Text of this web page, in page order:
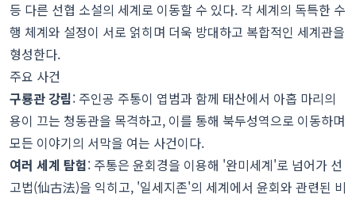
등 다른 선협 소설의 세계로 이동할 수 있다. 각 세계의 독특한 수
행 체계와 설정이 서로 얽히며 더욱 방대하고 복합적인 세계관을
형성한다.
주요 사건
구룡관 강림: 주인공 주통이 엽범과 함께 태산에서 아홉 마리의
용이 끄는 청동관을 목격하고, 이를 통해 북두성역으로 이동하며
모든 이야기의 서막을 여는 사건이다.
여러 세계 탐험: 주통은 윤회경을 이용해 '완미세계'로 넘어가 선
고법(仙古法)을 익히고, '일세지존'의 세계에서 윤회와 관련된 비